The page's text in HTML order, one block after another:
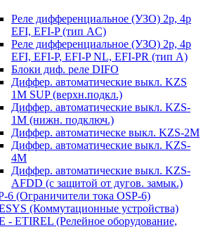
Реле дифференциальное (УЗО) 2р, 4р
EFI, EFI-P (тип AС)
Реле дифференциальное (УЗО) 2р, 4р
EFI, EFI-P, EFI-P NL, EFI-PR (тип A)
Блоки диф. реле DIFO
Диффер. автоматические выкл. KZS
1M SUP (верхн.подкл.)
Диффер. автоматические выкл. KZS-
1M (нижн. подключ.)
Диффер. автоматическе выкл. KZS-2M
Диффер. автоматические выкл. KZS-
4M
Диффер. автоматические выкл. KZS-
AFDD (с защитой от дугов. замык.)
6 (Ограничители тока OSP-6)
(Коммутационные устройства)
- ETIREL (Релейное оборудование,